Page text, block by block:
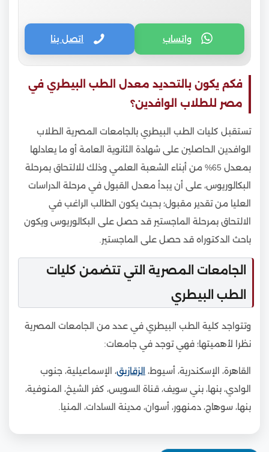
واتساب اتصل بنا
فكم يكون بالتحديد معدل الطب البيطري في
مصر للطلاب الوافدين؟
تستقبل كليات الطب البيطري بالجامعات المصرية الطلاب
الوافدين الحاصلين على شهادة الثانوية العامة أو ما يعادلها
بمعدل 65% من أبناء الشعبة العلمي وذلك للالتحاق بمرحلة
البكالوريوس، على أن يبدأ معدل القبول في مرحلة الدراسات
العليا من تقدير مقبول؛ بحيث يكون الطالب الراغب في
الالتحاق بمرحلة الماجستير قد حصل على البكالوريوس ويكون
باحث الدكتوراه قد حصل على الماجستير.
الجامعات المصرية التي تتضمن كليات
الطب البيطري
وتتواجد كلية الطب البيطري في عدد من الجامعات المصرية
نظرا لأهميتها؛ فهي توجد في جامعات:
القاهرة، الإسكندرية، أسيوط، الزقازيق، الإسماعيلية، جنوب
الوادي، بنها، بني سويف، قناة السويس، كفر الشيخ، المنوفية،
بنها، سوهاج، دمنهور، أسوان، مدينة السادات، المنيا.